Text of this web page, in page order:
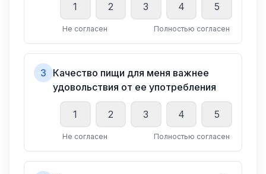
1 2 3 4 5
Не согласен Полностью согласен
3
Качество пищи для меня важнее
удовольствия от ее употребления
1 2 3 4 5
Не согласен Полностью согласен